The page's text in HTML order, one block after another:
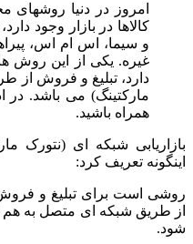
امروز در دنیا روشهای
کالاها در بازار وجود
و سیما، اس ام اس،
دارد، تبلیغ و فروش از
مارکتینگ) می باشد. در
همراه باشید.
بازاریابی شبکه ای (نتورک
اینگونه تعریف کرد:
روشی است برای تبلیغ و
از طریق شبکه ای متصل به هم
شود.